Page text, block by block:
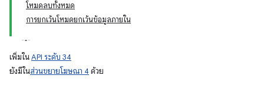
โหมดลบทั้งหมด
การยกเว้นโหมดยกเว้นข้อมูลภายใน
เพิ่มในAPI ระดับ 34
ยังมีในส่วนขยายโฆษณา 4 ด้วย